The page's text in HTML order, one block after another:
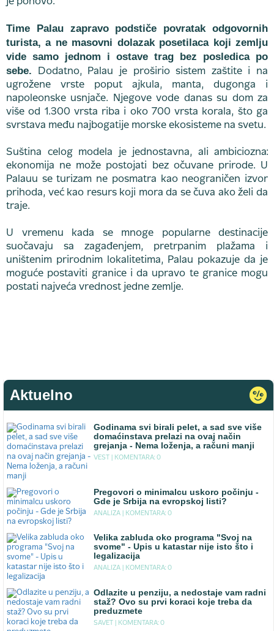
Time Palau zapravo podstiče povratak odgovornih
turista, a ne masovni dolazak posetilaca koji zemlju
vide samo jednom i ostave trag bez posledica po
sebe. Dodatno, Palau je proširio sistem zaštite i na
ugrožene vrste poput ajkula, manta, dugonga i
napoleonske usnjače. Njegove vode danas su dom za
više od 1.300 vrsta riba i oko 700 vrsta korala, što ga
svrstava među najbogatije morske ekosisteme na svetu.
Suština celog modela je jednostavna, ali ambiciozna:
ekonomija ne može postojati bez očuvane prirode. U
Palauu se turizam ne posmatra kao neograničen izvor
prihoda, već kao resurs koji mora da se čuva ako želi da
traje.
U vremenu kada se mnoge popularne destinacije
suočavaju sa zagađenjem, pretrpanim plažama i
uništenim prirodnim lokalitetima, Palau pokazuje da je
moguće postaviti granice i da upravo te granice mogu
postati najveća vrednost jedne zemlje.
Aktuelno
Godinama svi birali pelet, a sad sve više
domaćinstava prelazi na ovaj način
grejanja - Nema loženja, a računi manji
VEST | KOMENTARA: 0
Pregovori o minimalcu uskoro počinju -
Gde je Srbija na evropskoj listi?
ANALIZA | KOMENTARA: 0
Velika zabluda oko programa "Svoj na
svome" - Upis u katastar nije isto što i
legalizacija
ANALIZA | KOMENTARA: 0
Odlazite u penziju, a nedostaje vam radni
staž? Ovo su prvi koraci koje treba da
preduzmete
SAVET | KOMENTARA: 0